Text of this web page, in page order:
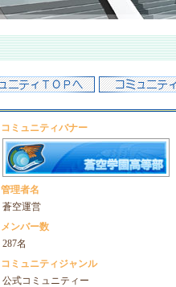
コミュニティバナー
管理者名
蒼空運営
メンバー数
287名
コミュニティジャンル
公式コミュニティー